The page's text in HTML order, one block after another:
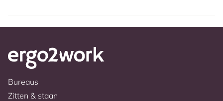
Bureaus
Zitten & staan